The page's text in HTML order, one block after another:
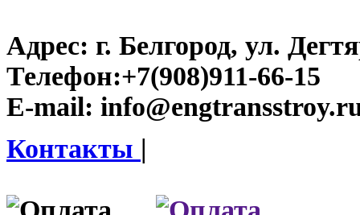
Адрес: г. Белгород, ул.
Телефон:+7(908)911-66-15
E-mail:
Контакты |